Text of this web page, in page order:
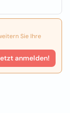
Sie Ihre
anmelden!